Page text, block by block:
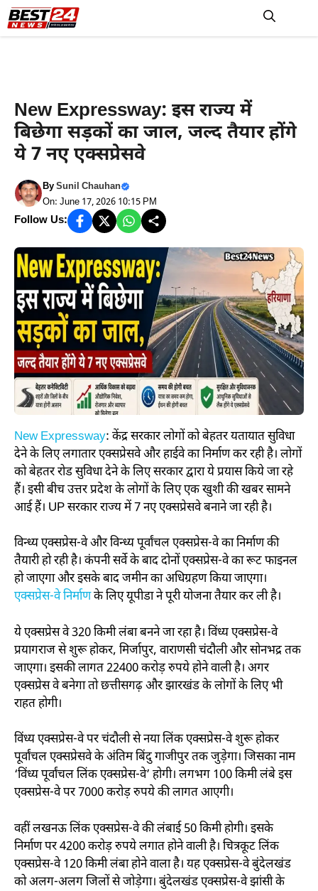
Skip
to
New Expressway: इस राज्य में
बिछेगा सड़कों का जाल, जल्द तैयार होंगे
ये 7 नए एक्सप्रेसवे
BySunil Chauhan
On: June 17, 2026 10:15 PM
Follow Us:
New Expressway: केंद्र सरकार लोगों को बेहतर यतायात सुविधा
देने के लिए लगातार एक्सप्रेसवे और हाईवे का निर्माण कर रही है। लोगों
को बेहतर रोड सुविधा देने के लिए सरकार द्वारा ये प्रयास किये जा रहे
हैं। इसी बीच उत्तर प्रदेश के लोगों के लिए एक खुशी की खबर सामने
आई हैं। UP सरकार राज्य में 7 नए एक्सप्रेसवे बनाने जा रही है।
विन्ध्य एक्सप्रेस-वे और विन्ध्य पूर्वांचल एक्सप्रेस-वे का निर्माण की
तैयारी हो रही है। कंपनी सर्वे के बाद दोनों एक्सप्रेस-वे का रूट फाइनल
हो जाएगा और इसके बाद जमीन का अधिग्रहण किया जाएगा।
एक्सप्रेस-वे निर्माणके लिए यूपीडा ने पूरी योजना तैयार कर ली है।
ये एक्सप्रेस वे 320 किमी लंबा बनने जा रहा है। विंध्य एक्सप्रेस-वे
प्रयागराज से शुरू होकर, मिर्जापुर, वाराणसी चंदौली और सोनभद्र तक
जाएगा। इसकी लागत 22400 करोड़ रुपये होने वाली है। अगर
एक्सप्रेस वे बनेगा तो छत्तीसगढ़ और झारखंड के लोगों के लिए भी
राहत होगी।
विंध्य एक्सप्रेस-वे पर चंदौली से नया लिंक एक्सप्रेस-वे शुरू होकर
पूर्वांचल एक्सप्रेसवे के अंतिम बिंदु गाजीपुर तक जुड़ेगा। जिसका नाम
‘विंध्य पूर्वांचल लिंक एक्सप्रेस-वे’ होगी। लगभग 100 किमी लंबे इस
एक्सप्रेस-वे पर 7000 करोड़ रुपये की लागत आएगी।
वहीं लखनऊ लिंक एक्सप्रेस-वे की लंबाई 50 किमी होगी। इसके
निर्माण पर 4200 करोड़ रुपये लगात होने वाली है। चित्रकूट लिंक
एक्सप्रेस-वे 120 किमी लंबा होने वाला है। यह एक्सप्रेस-वे बुंदेलखंड
को अलग-अलग जिलों से जोड़ेगा। बुंदेलखंड एक्सप्रेस-वे झांसी के